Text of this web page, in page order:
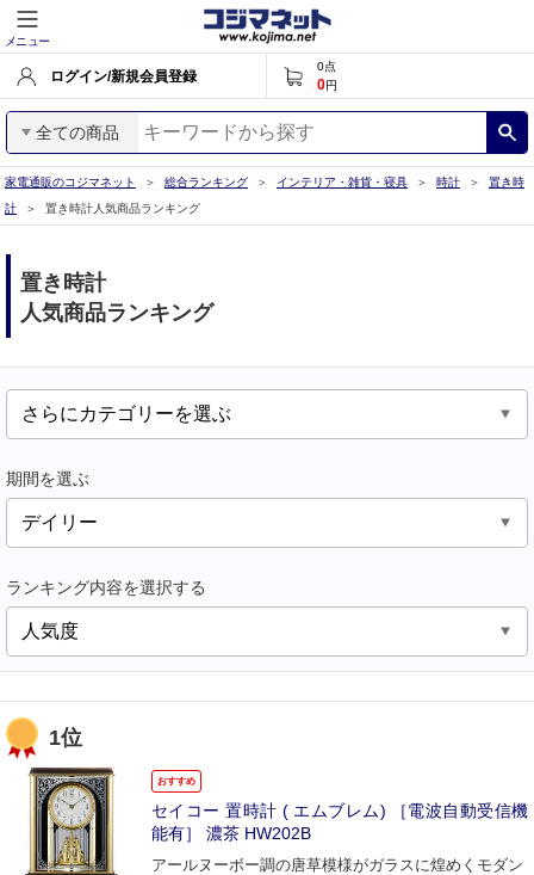
メニュー
ログイン/新規会員登録
0点
0円
全ての商品
家電通販のコジマネット 総合ランキング インテリア・雑貨・寝具 時計
置き時
計
置き時計人気商品ランキング
置き時計
人気商品ランキング
期間を選ぶ
ランキング内容を選択する
1位
おすすめ
セイコー 置時計 ( エムブレム) ［電波自動受信機
能有］ 濃茶 HW202B
アールヌーボー調の唐草模様がガラスに煌めくモダン